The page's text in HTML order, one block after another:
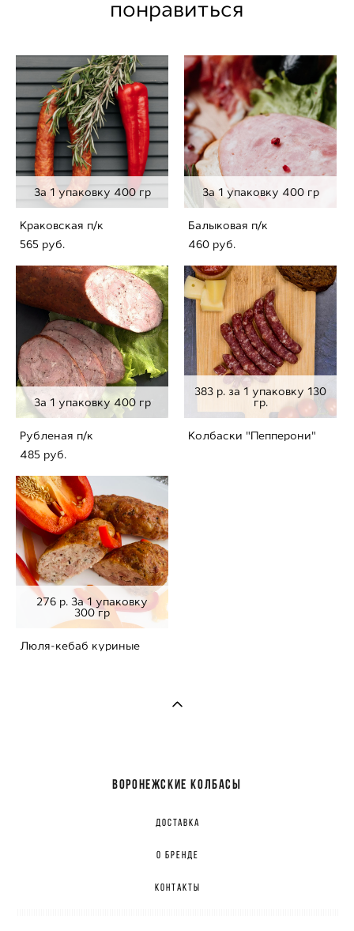
понравиться
За 1 упаковку 400 гр
Краковская п/к
565 pуб.
За 1 упаковку 400 гр
Балыковая п/к
460 pуб.
За 1 упаковку 400 гр
Рубленая п/к
485 pуб.
383 р. за 1 упаковку 130
гр.
Колбаски "Пепперони"
276 р. За 1 упаковку
300 гр
Люля-кебаб куриные
ВОРОНЕЖСКИЕ КОЛБАСЫ
ДОСТАВКА
О БРЕНДЕ
КОНТАКТЫ